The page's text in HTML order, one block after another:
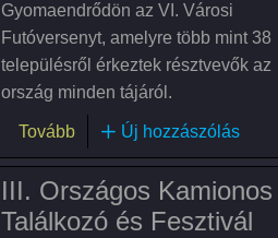
Gyomaendrődön az VI. Városi
Futóversenyt, amelyre több mint 38
településről érkeztek résztvevők az
ország minden tájáról.
Tovább(VI. Városi Futóverseny
Új hozzászólás
III. Országos Kamionos
Találkozó és Fesztivál